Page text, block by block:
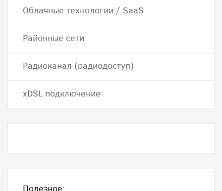
Облачные технологии / SaaS
Районные сети
Радиоканал (радиодоступ)
хDSL подключение
Полезное: